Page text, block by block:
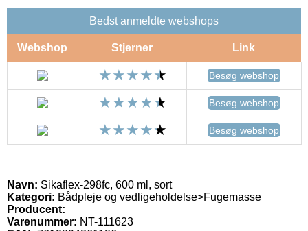
Bedst anmeldte webshops
Webshop Stjerner Link
Besøg webshop
Besøg webshop
Besøg webshop
Navn: Sikaflex-298fc, 600 ml, sort
Kategori: Bådpleje og vedligeholdelse>Fugemasse
Producent:
Varenummer: NT-111623